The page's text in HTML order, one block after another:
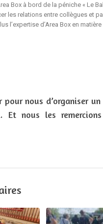
Box à bord de la péniche « Le
les relations entre collègues et
l’expertise d’Area Box en matière
nous d’organiser un
Et nous les